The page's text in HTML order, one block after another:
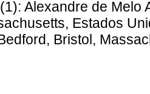
Alexandre de Melo
Estados
Bristol,